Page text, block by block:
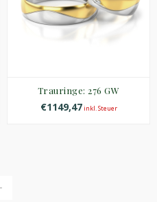
Trauringe: 276 GW
€1149,47inkl. Steuer